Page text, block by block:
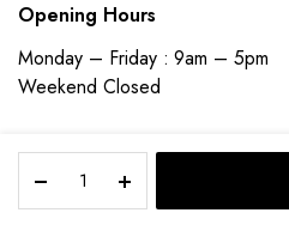
Partyzubehör
Micky
Opening Hours
Monday – Friday : 9am – 5pm
Weekend Closed